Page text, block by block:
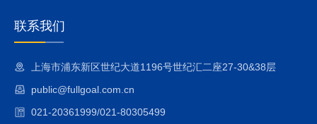
联系我们
上海市浦东新区世纪大道1196号世纪汇二座27-30&38层
public@fullgoal.com.cn
021-20361999/021-80305499